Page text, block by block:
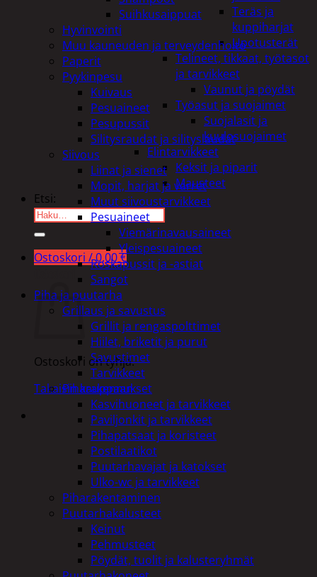
Teräs ja
kuppiharjat
Upotusterät
Telineet, tikkaat, työtasot
ja tarvikkeet
Vaunut ja pöydät
Työasut ja suojaimet
Suojalasit ja
kuulosuojaimet
Elintarvikkeet
Keksit ja piparit
Mausteet
Etsi:
Ostoskori /0,00€
Ostoskori on tyhjä.
Takaisin kauppaan
Suihkusaippuat
Hyvinvointi
Muu kauneuden ja terveydenhoito
Paperit
Pyykinpesu
Kuivaus
Pesuaineet
Pesupussit
Silitysraudat ja silityslaudat
Siivous
Liinat ja sienet
Mopit, harjat ja varret
Muut siivoustarvikkeet
Pesuaineet
Viemärinavausaineet
Yleispesuaineet
Roskapussit ja -astiat
Sangot
Piha ja puutarha
Grillaus ja savustus
Grillit ja rengaspolttimet
Hiilet, briketit ja purut
Savustimet
Tarvikkeet
Piharakennukset
Kasvihuoneet ja tarvikkeet
Paviljonkit ja tarvikkeet
Pihapatsaat ja koristeet
Postilaatikot
Puutarhavajat ja katokset
Ulko-wc ja tarvikkeet
Piharakentaminen
Puutarhakalusteet
Keinut
Pehmusteet
Pöydät, tuolit ja kalusteryhmät